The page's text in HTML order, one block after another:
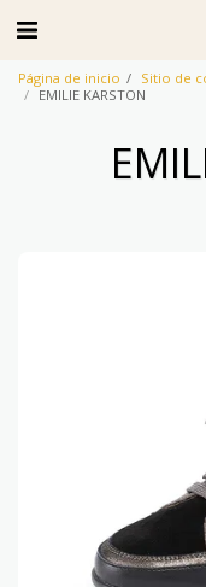
Página de inicio Sitio de
EMILIE KARSTON